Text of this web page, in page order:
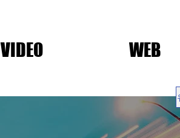
VIDEO WEB